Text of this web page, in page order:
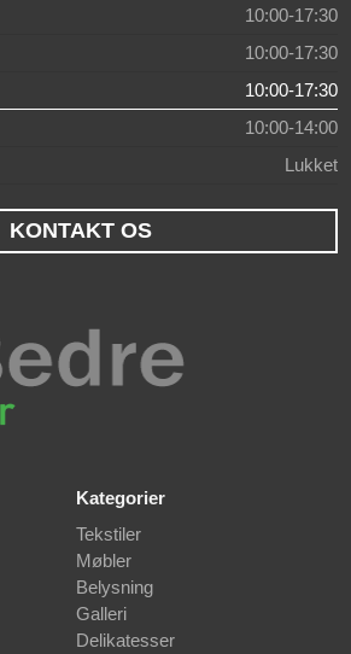
10:00-17:30
10:00-17:30
10:00-17:30
10:00-14:00
Lukket
KONTAKT OS
Kategorier
Tekstiler
Møbler
Belysning
Galleri
Delikatesser